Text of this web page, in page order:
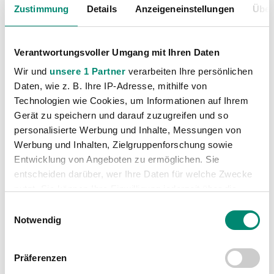
Zustimmung Details Anzeigeneinstellungen
Verantwortungsvoller Umgang mit Ihren Daten
Wir und unsere 1 Partner verarbeiten Ihre persönlichen
Daten, wie z. B. Ihre IP-Adresse, mithilfe von
Technologien wie Cookies, um Informationen auf Ihrem
Gerät zu speichern und darauf zuzugreifen und so
personalisierte Werbung und Inhalte, Messungen von
Werbung und Inhalten, Zielgruppenforschung sowie
Entwicklung von Angeboten zu ermöglichen. Sie
entscheiden darüber, wer Ihre Daten für welche Zwecke
Trigger Symbol ändern oder widerrufen
Erfahren Sie mehr darüber, wie Ihre persönlichen Daten
verarbeitet werden, und legen Sie Ihre Präferenzen im
Notwendig
Präferenzen
Kategorien
Akademie
Allgemeine News
Damen
Junge Wikinger Ried
(413)
(74)
(1315)
(91)
(2867)